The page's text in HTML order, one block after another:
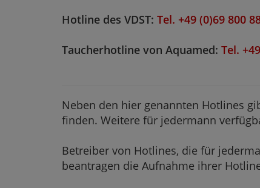
Hotline des VDST: Tel. +49 (0)69 800
Taucherhotline von Aquamed: Tel.
Neben den hier genannten Hotlines
finden. Weitere für jedermann
Betreiber von Hotlines, die für
beantragen die Aufnahme ihrer